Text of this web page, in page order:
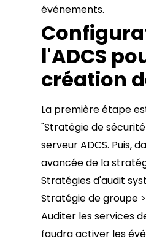
événements.
l'ADCS
création
La première étape
"Stratégie de
serveur ADCS. Puis,
avancée de la
Stratégies d'audit
Stratégie de groupe
Auditer les services
faudra activer les